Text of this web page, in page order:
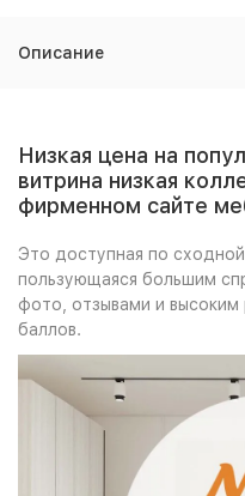
Описание
Низкая цена на
витрина низкая
фирменном сайте
Это доступная по
пользующаяся большим
фото, отзывами и высоким
баллов.